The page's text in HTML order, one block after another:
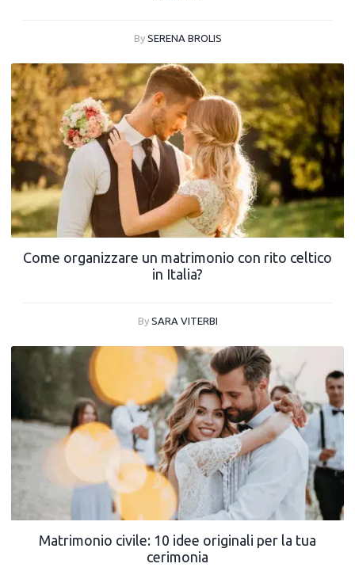
By SERENA BROLIS
Come organizzare un matrimonio con rito celtico
in Italia?
By SARA VITERBI
Matrimonio civile: 10 idee originali per la tua
cerimonia